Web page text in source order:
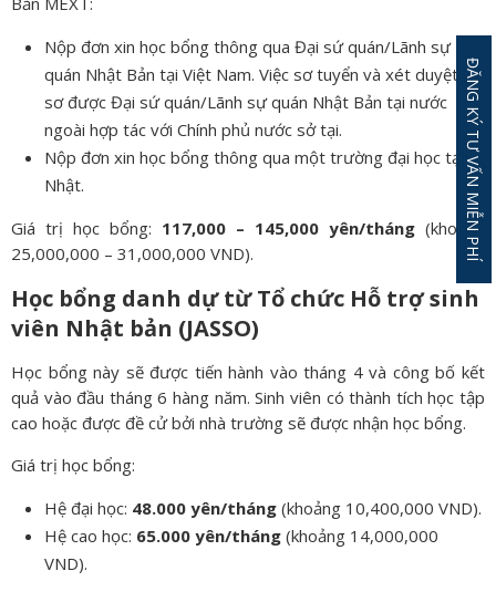
Nộp đơn xin học bổng thông qua Đại sứ quán/Lãnh sự
quán Nhật Bản tại Việt Nam. Việc sơ tuyển và xét duyệt hồ
sơ được Đại sứ quán/Lãnh sự quán Nhật Bản tại nước
ngoài hợp tác với Chính phủ nước sở tại.
Nộp đơn xin học bổng thông qua một trường đại học tại
Nhật.
Giá trị học bổng: 117,000 – 145,000 yên/tháng (khoảng
25,000,000 – 31,000,000 VND).
Học bổng danh dự từ Tổ chức Hỗ trợ sinh
viên Nhật bản (JASSO)
Học bổng này sẽ được tiến hành vào tháng 4 và công bố kết
quả vào đầu tháng 6 hàng năm. Sinh viên có thành tích học tập
cao hoặc được đề cử bởi nhà trường sẽ được nhận học bổng.
Giá trị học bổng:
Hệ đại học: 48.000 yên/tháng (khoảng 10,400,000 VND).
Hệ cao học: 65.000 yên/tháng (khoảng 14,000,000
VND).
ĐĂNG KÝ TƯ VẤN MIỄN PHÍ